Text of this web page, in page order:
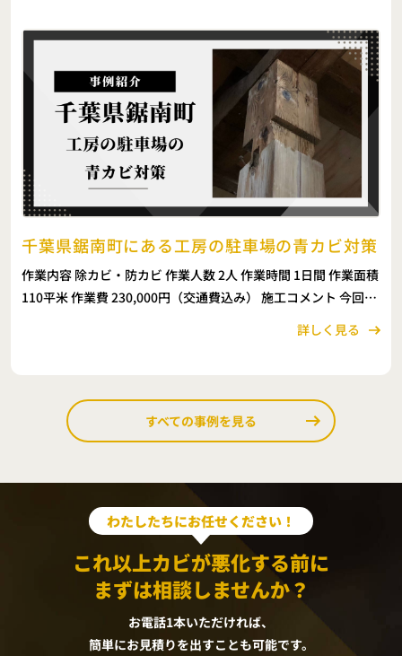
千葉県鋸南町にある工房の駐⾞場の青カビ対策
作業内容 除カビ・防カビ 作業人数 2人 作業時間 1日間 作業面積
110平米 作業費 230,000円（交通費込み） 施工コメント 今回の
現場は、千葉県鋸南町にある工房の駐車場全体で確認された青
詳しく見る
すべての事例を見る
わたしたちにお任せください！
これ以上カビが悪化する前に
まずは相談しませんか？
お電話1本いただければ、
簡単にお見積りを出すことも可能です。